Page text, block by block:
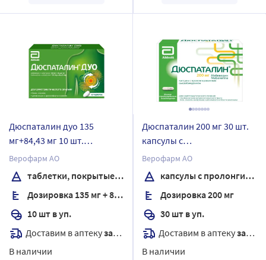
Дюспаталин дуо 135
мг+84,43 мг 10 шт.
таблетки, покрытые
пленочной оболочкой
Верофарм АО
таблетки, покрытые пленочной оболочкой
Дозировка 135 мг + 84,43 мг
10 шт в уп.
Доставим в аптекузавтра
В наличии
Дюспаталин 200 мг 30 шт.
капсулы с
пролонгированным
высвобождением
Верофарм АО
капсулы с пролонгированным высвобождением
Дозировка 200 мг
30 шт в уп.
Доставим в аптекузавтра
В наличии